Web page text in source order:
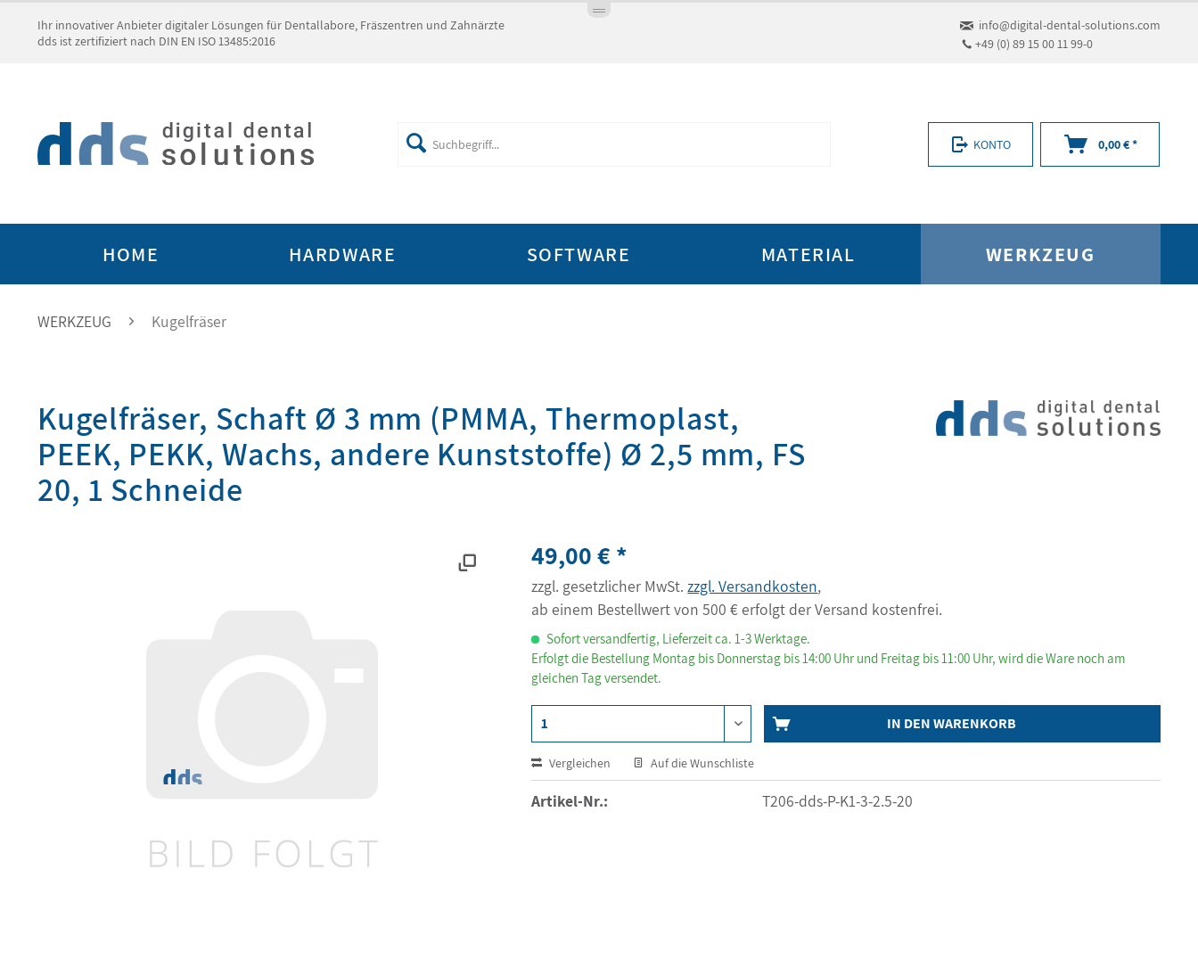
Ihr innovativer Anbieter digitaler Lösungen für Dentallabore, Fräszentren und Zahnärzte
dds ist zertifiziert nach DIN EN ISO 13485:2016
info@digital-dental-solutions.com
+49 (0) 89 15 00 11 99-0
KONTO 0,00 € *
HOME HARDWARE SOFTWARE MATERIAL WERKZEUG
WERKZEUG Kugelfräser
Kugelfräser, Schaft Ø 3 mm (PMMA, Thermoplast,
PEEK, PEKK, Wachs, andere Kunststoffe) Ø 2,5 mm, FS
20, 1 Schneide
49,00 € *
zzgl. gesetzlicher MwSt.zzgl. Versandkosten,
ab einem Bestellwert von 500 € erfolgt der Versand kostenfrei.
Sofort versandfertig, Lieferzeit ca. 1-3 Werktage.
Erfolgt die Bestellung Montag bis Donnerstag bis 14:00 Uhr und Freitag bis 11:00 Uhr, wird die Ware noch am
gleichen Tag versendet.
IN DEN WARENKORB
Vergleichen Auf die Wunschliste
Artikel-Nr.: T206-dds-P-K1-3-2.5-20